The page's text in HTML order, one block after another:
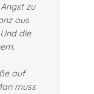
zu
aus
die
auf
muss